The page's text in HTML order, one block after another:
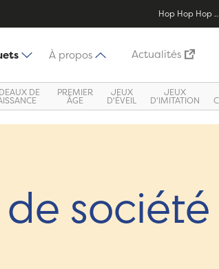
Hop Hop Hop
À propos Actualités
DE PREMIER
ÂGE
JEUX
D'ÉVEIL
JEUX
D'IMITATION
société